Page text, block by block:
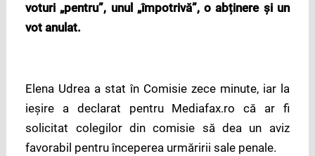
voturi „pentru”, unul „împotrivă”, o abținere și un
vot anulat.
Elena Udrea a stat în Comisie zece minute, iar la
ieşire a declarat pentru Mediafax.ro că ar fi
solicitat colegilor din comisie să dea un aviz
favorabil pentru începerea urmăririi sale penale.